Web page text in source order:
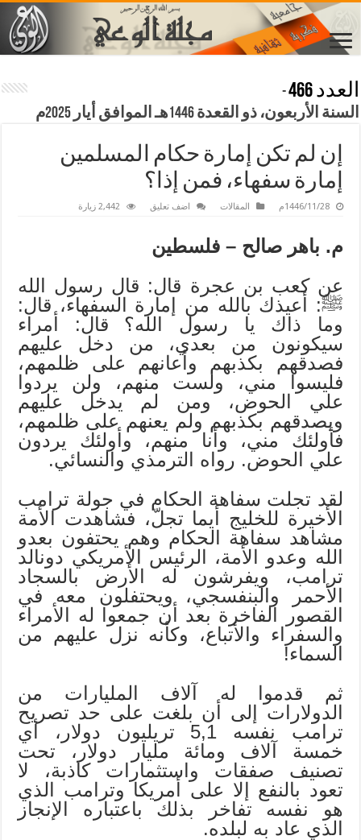
العدد 466
-
السنة الأربعون، ذو القعدة 1446هـ الموافق أيار 2025م
إن لم تكن إمارة حكام المسلمين
إمارة سفهاء، فمن إذا؟
1446/11/28م المقالات اضف تعليق 2,442 زيارة
م. باهر صالح – فلسطين
عن كعب بن عجرة قال: قال رسول الله
ﷺ: أعيذك بالله من إمارة السفهاء، قال:
وما ذاك يا رسول الله؟ قال: أمراء
سيكونون من بعدي، من دخل عليهم
فصدقهم بكذبهم وأعانهم على ظلمهم،
فليسوا مني، ولست منهم، ولن يردوا
علي الحوض، ومن لم يدخل عليهم
ويصدقهم بكذبهم ولم يعنهم على ظلمهم،
فأولئك مني، وأنا منهم، وأولئك يردون
علي الحوض. رواه الترمذي والنسائي.
لقد تجلت سفاهة الحكام في جولة ترامب
الأخيرة للخليج أيما تجلّ، فشاهدت الأمة
مشاهد سفاهة الحكام وهم يحتفون بعدو
الله وعدو الأمة، الرئيس الأمريكي دونالد
ترامب، ويفرشون له الأرض بالسجاد
الأحمر والبنفسجي، ويحتفلون معه في
القصور الفاخرة بعد أن جمعوا له الأمراء
والسفراء والأتباع، وكأنه نزل عليهم من
السماء!
ثم قدموا له آلاف المليارات من
الدولارات إلى أن بلغت على حد تصريح
ترامب نفسه 5,1 تريليون دولار، أي
خمسة آلاف ومائة مليار دولار، تحت
تصنيف صفقات واستثمارات كاذبة، لا
تعود بالنفع إلا على أمريكا وترامب الذي
هو نفسه تفاخر بذلك باعتباره الإنجاز
الذي عاد به لبلده.